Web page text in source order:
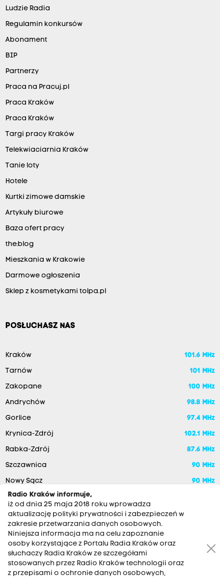
Ludzie Radia
Regulamin konkursów
Abonament
BIP
Partnerzy
Praca na Pracuj.pl
Praca Kraków
Praca Kraków
Targi pracy Kraków
Telekwiaciarnia Kraków
Tanie loty
Hotele
Kurtki zimowe damskie
Artykuły biurowe
Baza ofert pracy
the:blog
Mieszkania w Krakowie
Darmowe ogłoszenia
Sklep z kosmetykami tolpa.pl
POSŁUCHASZ NAS
Kraków 101.6 MHz
Tarnów 101 MHz
Zakopane 100 MHz
Andrychów 98.8 MHz
Gorlice 97.4 MHz
Krynica-Zdrój 102.1 MHz
Rabka-Zdrój 87.6 MHz
Szczawnica 90 MHz
Nowy Sącz 90 MHz
RADIO KRAKÓW SA. Aleja Juliusza Słowackiego 22, 30-007
Radio Kraków informuje,
iż od dnia 25 maja 2018 roku wprowadza
aktualizację polityki prywatności i zabezpieczeń w
zakresie przetwarzania danych osobowych.
Niniejsza informacja ma na celu zapoznanie
osoby korzystające z Portalu Radia Kraków oraz
słuchaczy Radia Kraków ze szczegółami
stosowanych przez Radio Kraków technologii oraz
z przepisami o ochronie danych osobowych,